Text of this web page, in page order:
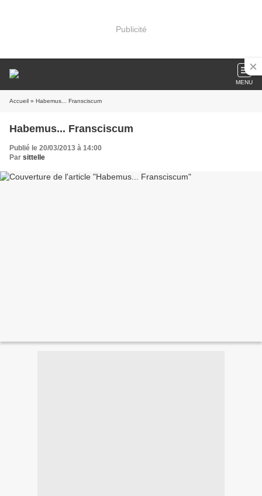
Publicité
MENU
Accueil » Habemus... Fransciscum
Habemus... Fransciscum
Publié le 20/03/2013 à 14:00
Par sittelle